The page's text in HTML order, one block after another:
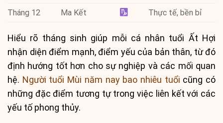
Tháng 12
Ma Kết Thực tế, bền bỉ
Hiểu rõ tháng sinh giúp mỗi cá nhân tuổi Ất Hợi
nhận diện điểm mạnh, điểm yếu của bản thân, từ đó
định hướng tốt hơn cho sự nghiệp và các mối quan
hệ. Người tuổi Mùi năm nay bao nhiêu tuổi cũng có
những đặc điểm tương tự trong việc liên kết với các
yếu tố phong thủy.